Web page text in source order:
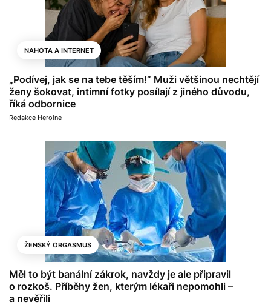
NAHOTA A INTERNET
„Podívej, jak se na tebe těším!“ Muži většinou nechtějí
ženy šokovat, intimní fotky posílají z jiného důvodu,
říká odbornice
Redakce Heroine
ŽENSKÝ ORGASMUS
Měl to být banální zákrok, navždy je ale připravil
o rozkoš. Příběhy žen, kterým lékaři nepomohli –
a nevěřili